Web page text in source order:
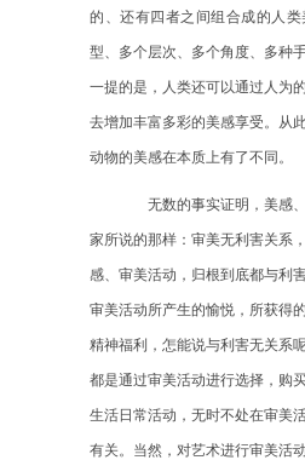
的、还有四者之间组合成的人
型、多个层次、多个角度、多种
一提的是，人类还可以通过人为
去增加丰富多彩的美感享受。从
动物的美感在本质上有了不同。
无数的事实证明，美感
家所说的那样：审美无利害关系
感、审美活动，归根到底都与利
审美活动所产生的愉悦，所获得
精神福利，怎能说与利害无关系
都是通过审美活动进行选择，购
生活日常活动，无时不处在审美
有关。当然，对艺术进行审美活